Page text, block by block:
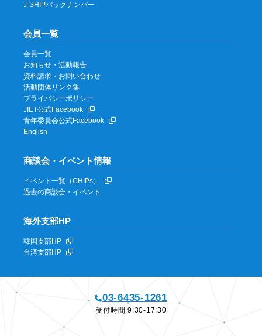
J-SHIPバックナンバー
会員一覧
会員一覧
お知らせ・活動報告
資料請求・お問い合わせ
活動団体リンク集
プライバシーポリシー
JIET公式Facebook
青年委員会公式Facebook
English
商談会・イベント情報
イベント一覧（CHIPs）
過去の商談会・イベント
海外支部HP
韓国支部HP
台湾支部HP
03-6435-1261
受付時間 9:30-17:30